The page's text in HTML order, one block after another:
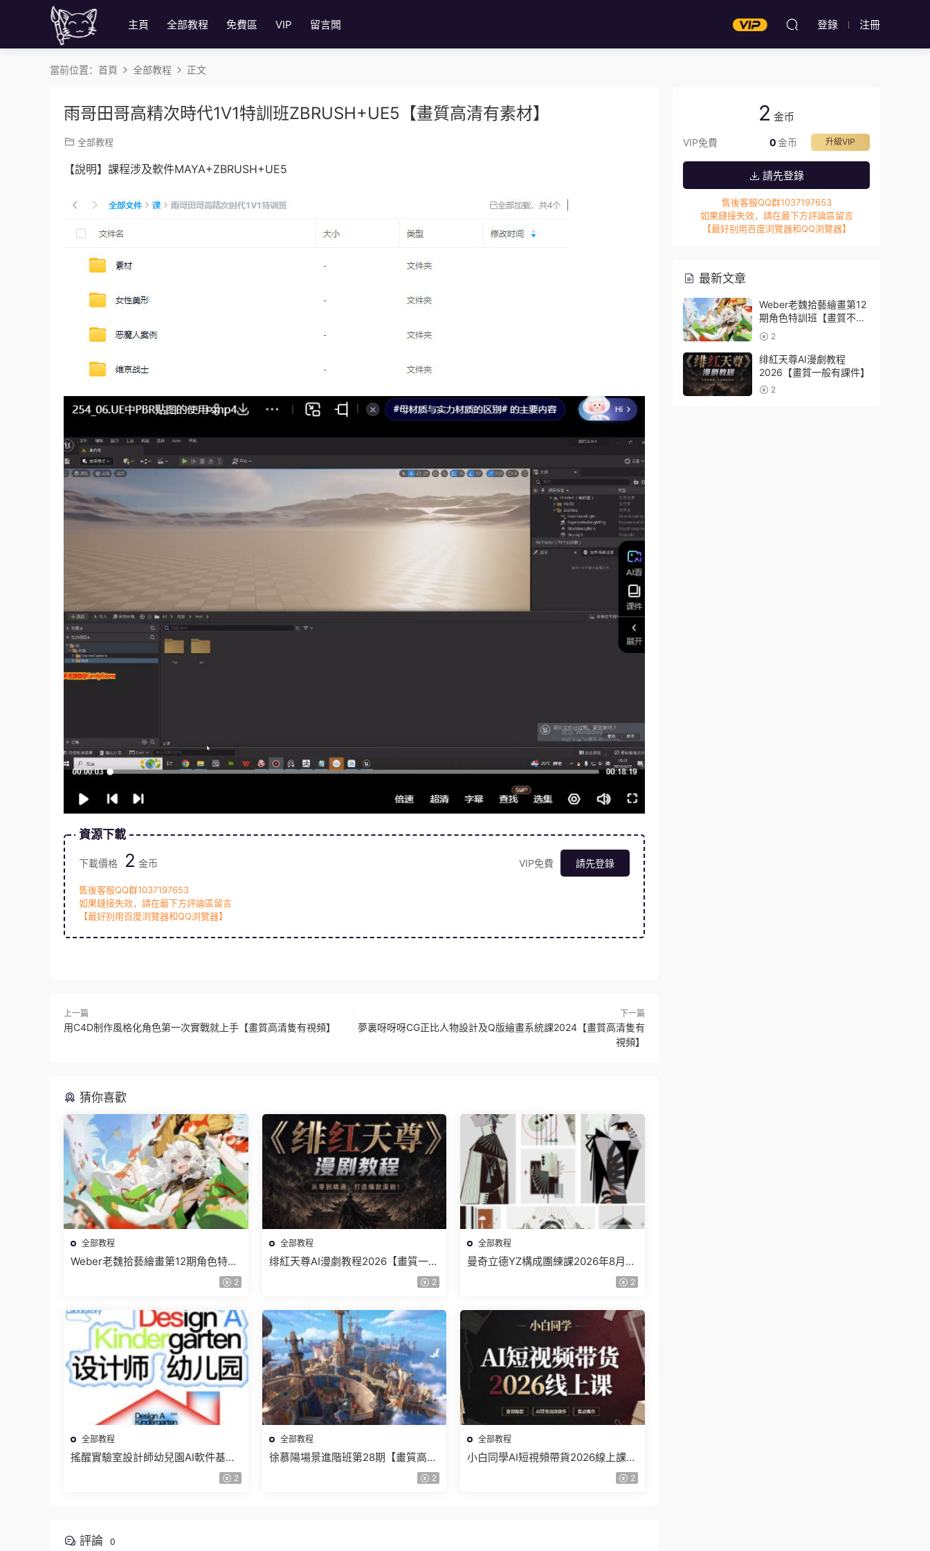
主頁 全部教程 免費區 VIP 留言闆 登錄 注冊
當前位置： 首頁 全部教程 正文
雨哥田哥高精次時代1V1特訓班ZBRUSH+UE5【畫質高清有素材】
全部教程
【說明】課程涉及軟件MAYA+ZBRUSH+UE5
資源下載
下載價格 2 金币 VIP免費 請先登錄
售後客服QQ群1037197653
如果鏈接失效，請在最下方評論區留言
【最好别用百度浏覽器和QQ浏覽器】
上一篇
用C4D制作風格化角色第一次實戰就上手【畫質高清隻有視頻】
下一篇
夢裏呀呀呀CG正比人物設計及Q版繪畫系統課2024【畫質高清隻有
視頻】
猜你喜歡
全部教程
Weber老魏拾藝繪畫第12期角色特訓
2
全部教程
绯紅天尊AI漫劇教程2026【畫質一般
2
全部教程
曼奇立德YZ構成團練課2026年8月已
2
全部教程
搖醒實驗室設計師幼兒園AI軟件基礎
2
全部教程
徐慕陽場景進階班第28期【畫質高清
2
全部教程
小白同學AI短視頻帶貨2026線上課
2
評論 0
2 金币
VIP免費 升級VIP
0金币
請先登錄
售後客服QQ群1037197653
如果鏈接失效，請在最下方評論區留言
【最好别用百度浏覽器和QQ浏覽器】
最新文章
Weber老魏拾藝繪畫第12
期角色特訓班【畫質不錯
隻有視頻】
2
绯紅天尊AI漫劇教程
2026【畫質一般有課件】
2